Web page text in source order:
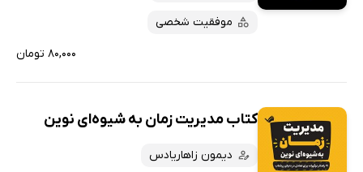
موفقیت شخصی
۸۰,۰۰۰ تومان
کتاب مدیریت زمان به شیوه‌ای نوین
دیمون زاهاریادس